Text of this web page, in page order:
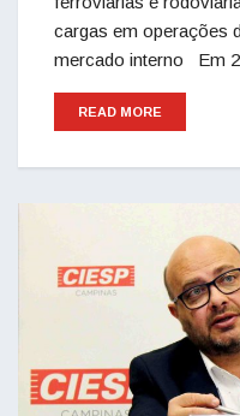
cargas em operações
mercado interno Em
READ MORE